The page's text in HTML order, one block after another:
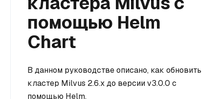
помощью Helm
Chart
В данном руководстве описано, как обновить
кластер Milvus 2.6.x до версии v3.0.0 с
помощью Helm.